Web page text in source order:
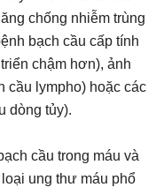
chống nhiễm trùng
bạch cầu cấp tính
chậm hơn), ảnh
cầu lympho) hoặc các
dòng tủy).
cầu trong máu và
ung thư máu phổ